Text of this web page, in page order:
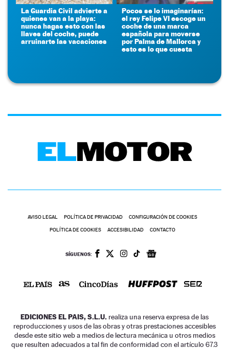
La Guardia Civil advierte a
quienes van a la playa:
nunca hagas esto con las
llaves del coche, puede
arruinarte las vacaciones
Pocos se lo imaginarían:
el rey Felipe VI escoge un
coche de una marca
española para moverse
por Palma de Mallorca y
esto es lo que cuesta
AVISO LEGAL POLÍTICA DE PRIVACIDAD CONFIGURACIÓN DE COOKIES
POLÍTICA DE COOKIES ACCESIBILIDAD CONTACTO
SÍGUENOS:
EDICIONES EL PAIS, S.L.U. realiza una reserva expresa de las
reproducciones y usos de las obras y otras prestaciones accesibles
desde este sitio web a medios de lectura mecánica u otros medios
que resulten adecuados a tal fin de conformidad con el artículo 67.3